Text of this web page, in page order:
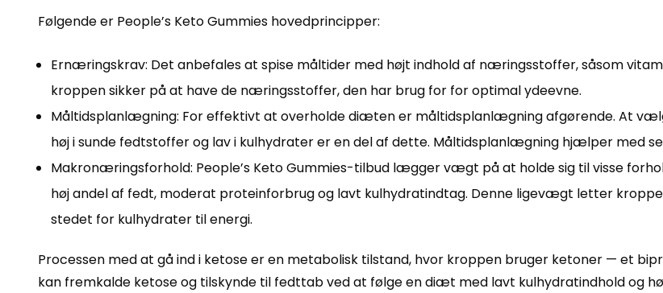
Følgende er People’s Keto Gummies hovedprincipper:
Ernæringskrav: Det anbefales at spise måltider med højt indhold af næringsstoffer, såsom
kroppen sikker på at have de næringsstoffer, den har brug for for optimal ydeevne.
Måltidsplanlægning: For effektivt at overholde diæten er måltidsplanlægning afgørende. At
høj i sunde fedtstoffer og lav i kulhydrater er en del af dette. Måltidsplanlægning hjælper med
Makronæringsforhold: People’s Keto Gummies-tilbud lægger vægt på at holde sig til visse
høj andel af fedt, moderat proteinforbrug og lavt kulhydratindtag. Denne ligevægt letter
stedet for kulhydrater til energi.
Processen med at gå ind i ketose er en metabolisk tilstand, hvor kroppen bruger ketoner — et
kan fremkalde ketose og tilskynde til fedttab ved at følge en diæt med lavt kulhydratindhold og